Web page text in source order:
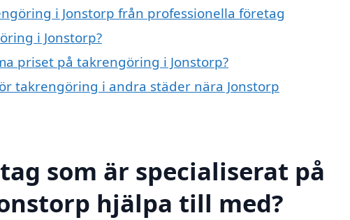
i Jonstorp från professionella företag
i Jonstorp?
priset på takrengöring i Jonstorp?
takrengöring i andra städer nära Jonstorp
som är specialiserat på
hjälpa till med?